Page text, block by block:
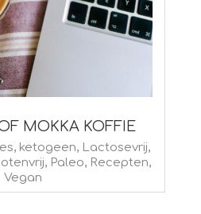
MOKKA KOFFIE
, ketogeen, Lactosevrij,
, Paleo, Recepten,
Vegan